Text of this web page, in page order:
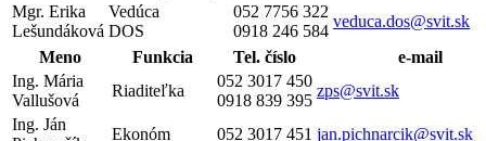
Mgr. Erika
Lešundáková
Vedúca
DOS
052 7756 322
0918 246 584
veduca.dos@svit.sk
Meno
Funkcia Tel. číslo
e-mail
Ing. Mária
Vallušová
Riaditeľka
052 3017 450
0918 839 395
zps@svit.sk
Ing. Ján
Ekonóm 052 3017 451 jan.pichnarcik@svit.sk